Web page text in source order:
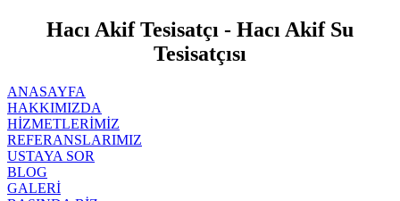
Hacı Akif Tesisatçı - Hacı Akif Su
Tesisatçısı
ANASAYFA
HAKKIMIZDA
HIZMETLERIMIZ
REFERANSLARIMIZ
USTAYA SOR
BLOG
GALERİ